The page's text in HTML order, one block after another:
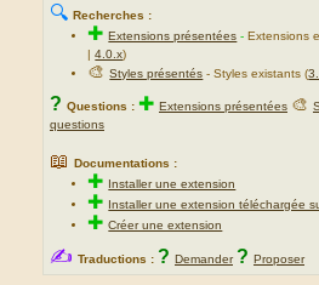
🔍 Recherches :
✚Extensions présentées -Extensions
|4.0.x)
🎨Styles présentés - Styles existants (
? Questions : ✚ Extensions présentées 🎨
questions
📖 Documentations :
✚ Installer une extension
✚ Installer une extension téléchargée
✚Créer une extension
✍ Traductions : ? Demander ? Proposer